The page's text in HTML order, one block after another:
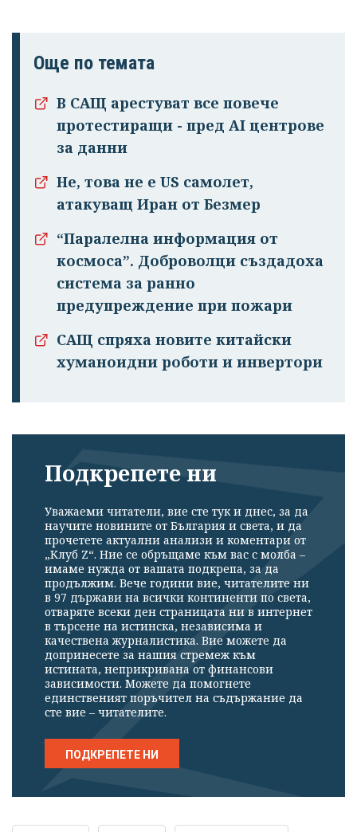
Още по темата
В САЩ арестуват все повече
протестиращи - пред AI центрове
за данни
Не, това не е US самолет,
атакуващ Иран от Безмер
“Паралелна информация от
космоса”. Доброволци създадоха
система за ранно
предупреждение при пожари
САЩ спряха новите китайски
хуманоидни роботи и инвертори
Подкрепете ни
Уважаеми читатели, вие сте тук и днес, за да
научите новините от България и света, и да
прочетете актуални анализи и коментари от
„Клуб Z“. Ние се обръщаме към вас с молба –
имаме нужда от вашата подкрепа, за да
продължим. Вече години вие, читателите ни
в 97 държави на всички континенти по света,
отваряте всеки ден страницата ни в интернет
в търсене на истинска, независима и
качествена журналистика. Вие можете да
допринесете за нашия стремеж към
истината, неприкривана от финансови
зависимости. Можете да помогнете
единственият поръчител на съдържание да
сте вие – читателите.
ПОДКРЕПЕТЕ НИ